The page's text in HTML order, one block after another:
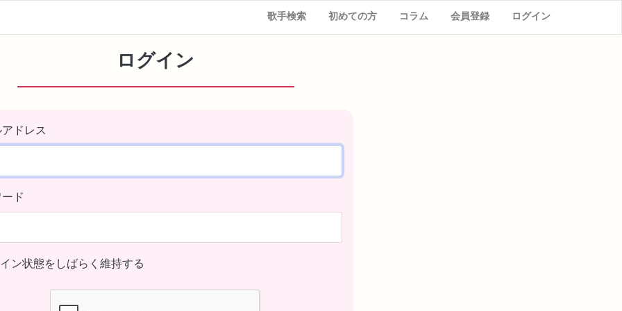
歌手検索 初めての方 コラム 会員登録 ログイン
ログイン
ドレス
ド
ン状態をしばらく維持する